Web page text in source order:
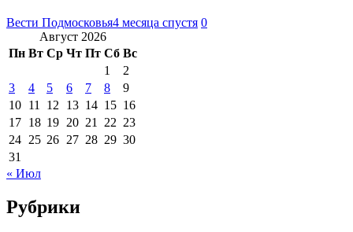
Вести Подмосковья4 месяца спустя 0
Август 2026
Пн Вт Ср Чт Пт Сб Вс
1
2
3
4 5 6 7 8
9
10 11 12 13 14 15 16
17 18 19 20 21 22 23
24 25 26 27 28 29 30
31
« Июл
Рубрики